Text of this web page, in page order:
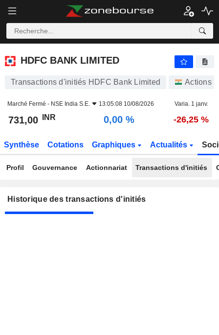
HDFC BANK LIMITED
HDFC BANK LIMITED
Transactions d'initiés HDFC Bank Limited Actions
Marché Fermé - NSE India S.E. 13:05:08 10/08/2026 Varia. 1 janv.
731,00 INR 0,00 % -26,25 %
Synthèse Cotations Graphiques Actualités
Profil Gouvernance Actionnariat Transactions d'initiés
Historique des transactions d'initiés